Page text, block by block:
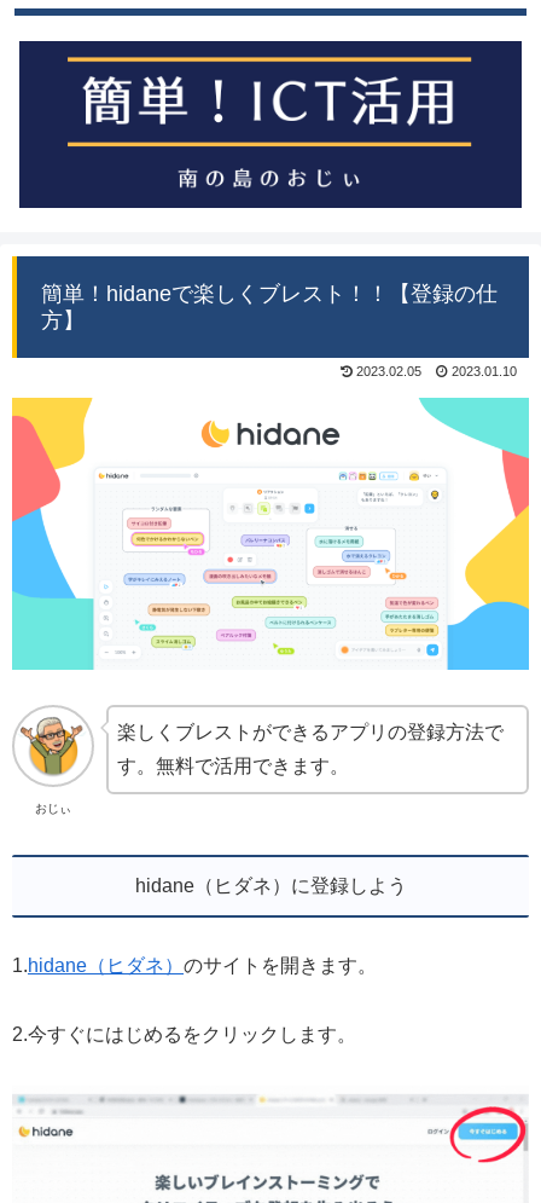
簡単！hidaneで楽しくブレスト！！【登録の仕
方】
2023.02.05 2023.01.10
おじぃ
楽しくブレストができるアプリの登録方法で
す。無料で活用できます。
hidane（ヒダネ）に登録しよう
1.hidane（ヒダネ） のサイトを開きます。
2.今すぐにはじめるをクリックします。